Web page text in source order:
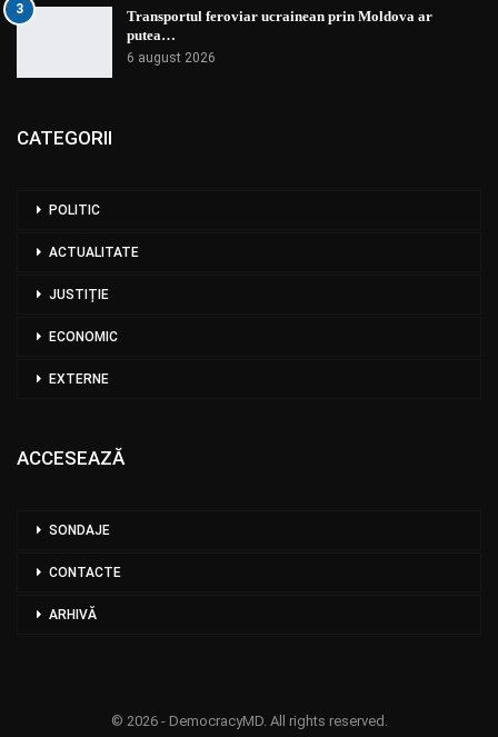
3
Transportul feroviar ucrainean prin Moldova ar
putea…
6 august 2026
CATEGORII
POLITIC
ACTUALITATE
JUSTIȚIE
ECONOMIC
EXTERNE
ACCESEAZĂ
SONDAJE
CONTACTE
ARHIVĂ
© 2026 - DemocracyMD. All rights reserved.